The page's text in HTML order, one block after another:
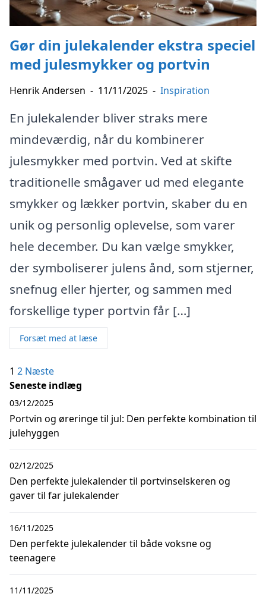
Gør din julekalender ekstra speciel
med julesmykker og portvin
Henrik Andersen - 11/11/2025 - Inspiration
En julekalender bliver straks mere
mindeværdig, når du kombinerer
julesmykker med portvin. Ved at skifte
traditionelle smågaver ud med elegante
smykker og lækker portvin, skaber du en
unik og personlig oplevelse, som varer
hele december. Du kan vælge smykker,
der symboliserer julens ånd, som stjerner,
snefnug eller hjerter, og sammen med
forskellige typer portvin får […]
Forsæt med at læse
Indlægsinddeling
1 2 Næste
Seneste indlæg
Portvin og øreringe til jul: Den perfekte kombination til
julehyggen
03/12/2025
Den perfekte julekalender til portvinselskeren og
gaver til far julekalender
02/12/2025
Den perfekte julekalender til både voksne og
teenagere
16/11/2025
11/11/2025